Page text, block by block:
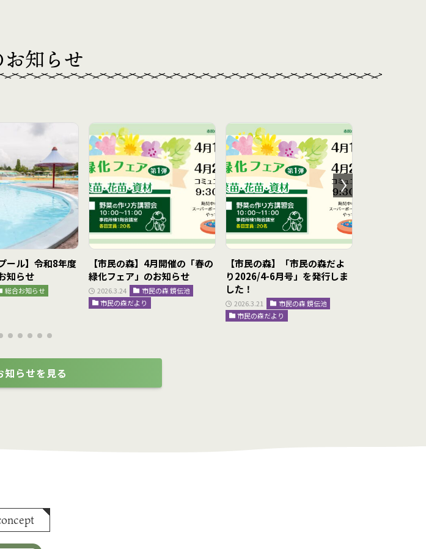
知らせ
ール】令和8年度
知らせ
総合お知らせ
【市民の森】4月開催の「春の
緑化フェア」のお知らせ
2026.3.24
市民の森 鏡伝池
市民の森だより
【市民の森】「市民の森だよ
り2026/4-6月号」を発行しま
した！
2026.3.21
市民の森 鏡伝池
市民の森だより
知らせを見る